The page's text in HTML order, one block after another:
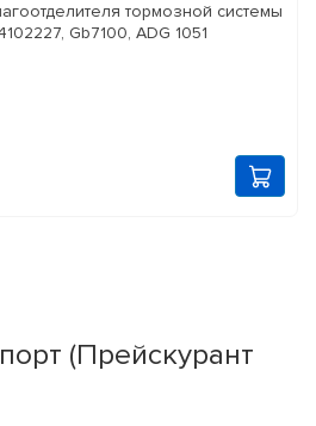
тормозной системы
Gb7100, ADG 1051
(Прейскурант